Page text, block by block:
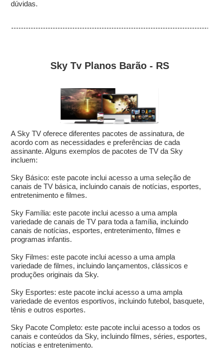
dúvidas.
Sky Tv Planos Barão - RS
A Sky TV oferece diferentes pacotes de assinatura, de
acordo com as necessidades e preferências de cada
assinante. Alguns exemplos de pacotes de TV da Sky
incluem:
Sky Básico: este pacote inclui acesso a uma seleção de
canais de TV básica, incluindo canais de notícias, esportes,
entretenimento e filmes.
Sky Família: este pacote inclui acesso a uma ampla
variedade de canais de TV para toda a família, incluindo
canais de notícias, esportes, entretenimento, filmes e
programas infantis.
Sky Filmes: este pacote inclui acesso a uma ampla
variedade de filmes, incluindo lançamentos, clássicos e
produções originais da Sky.
Sky Esportes: este pacote inclui acesso a uma ampla
variedade de eventos esportivos, incluindo futebol, basquete,
tênis e outros esportes.
Sky Pacote Completo: este pacote inclui acesso a todos os
canais e conteúdos da Sky, incluindo filmes, séries, esportes,
notícias e entretenimento.